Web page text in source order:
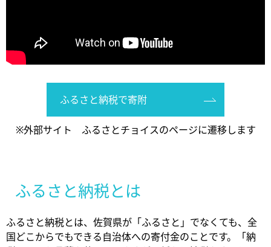
ふるさと納税で寄附
※外部サイト ふるさとチョイスのページに遷移します
ふるさと納税とは
ふるさと納税とは、佐賀県が「ふるさと」でなくても、全
国どこからでもできる自治体への寄付金のことです。「納